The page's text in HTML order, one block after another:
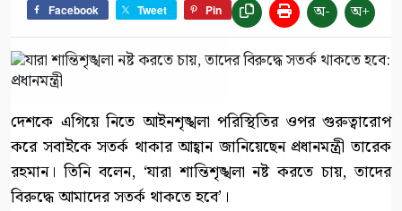
Facebook Tweet Pin অ- অ+
দেশকে এগিয়ে নিতে আইনশৃঙ্খলা পরিস্থিতির ওপর গুরুত্বারোপ
করে সবাইকে সতর্ক থাকার আহ্বান জানিয়েছেন প্রধানমন্ত্রী তারেক
রহমান। তিনি বলেন, ‘যারা শান্তিশৃঙ্খলা নষ্ট করতে চায়, তাদের
বিরুদ্ধে আমাদের সতর্ক থাকতে হবে’।